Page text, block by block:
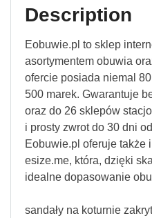
Description
Eobuwie.pl to sklep
asortymentem obuwia
ofercie posiada niemal
500 marek. Gwarantuje
oraz do 26 sklepów
i prosty zwrot do 30 dni
Eobuwie.pl oferuje także
esize.me, która, dzięki
idealne dopasowanie
sandały na koturnie